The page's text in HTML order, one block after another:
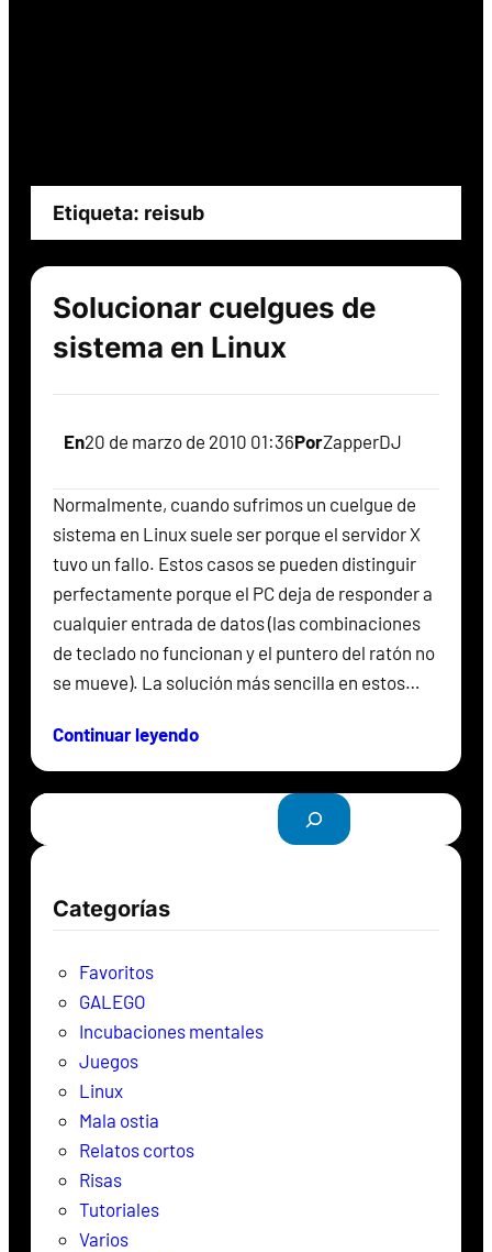
Etiqueta: reisub
Solucionar cuelgues de
sistema en Linux
En20 de marzo de 2010 01:36PorZapperDJ
Normalmente, cuando sufrimos un cuelgue de
sistema en Linux suele ser porque el servidor X
tuvo un fallo. Estos casos se pueden distinguir
perfectamente porque el PC deja de responder a
cualquier entrada de datos (las combinaciones
de teclado no funcionan y el puntero del ratón no
se mueve). La solución más sencilla en estos…
Continuar leyendo
B
u
s
Categorías
Favoritos
GALEGO
Incubaciones mentales
Juegos
Linux
Mala ostia
Relatos cortos
Risas
Tutoriales
Varios